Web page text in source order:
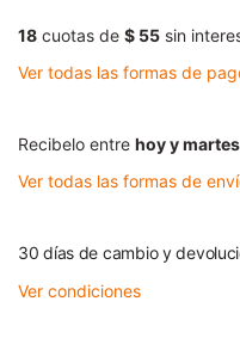
18 cuotas de $ 55 sin
Ver todas las formas de
Recibelo entre hoy y martes
Ver todas las formas de
30 días de cambio y
Ver condiciones